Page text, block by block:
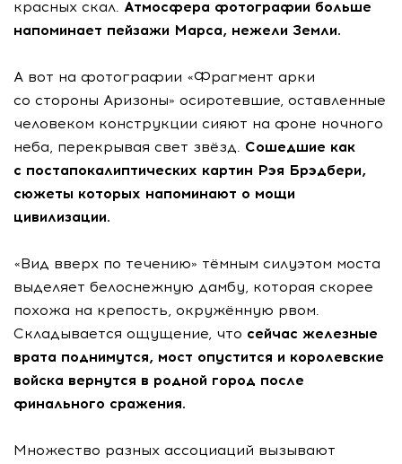
красных скал. Атмосфера фотографии больше
напоминает пейзажи Марса, нежели Земли.
А вот на фотографии «Фрагмент арки
со стороны Аризоны» осиротевшие, оставленные
человеком конструкции сияют на фоне ночного
неба, перекрывая свет звёзд. Сошедшие как
с постапокалиптических картин Рэя Брэдбери,
сюжеты которых напоминают о мощи
цивилизации.
«Вид вверх по течению» тёмным силуэтом моста
выделяет белоснежную дамбу, которая скорее
похожа на крепость, окружённую рвом.
Складывается ощущение, что сейчас железные
врата поднимутся, мост опустится и королевские
войска вернутся в родной город после
финального сражения.
Множество разных ассоциаций вызывают